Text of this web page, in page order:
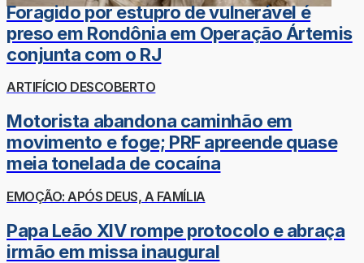
Foragido por estupro de vulnerável é
preso em Rondônia em Operação Ártemis
conjunta com o RJ
ARTIFÍCIO DESCOBERTO
Motorista abandona caminhão em
movimento e foge; PRF apreende quase
meia tonelada de cocaína
EMOÇÃO: APÓS DEUS, A FAMÍLIA
Papa Leão XIV rompe protocolo e abraça
irmão em missa inaugural